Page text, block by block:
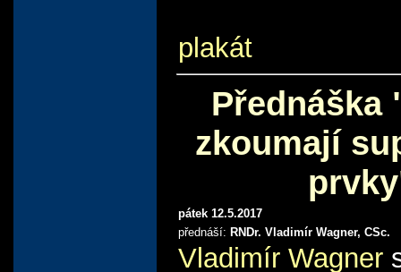
plakát
Přednáška
zkoumají
pátek 12.5.2017
přednáší: RNDr. Vladimír Wagner, CSc.
Vladimír Wagner